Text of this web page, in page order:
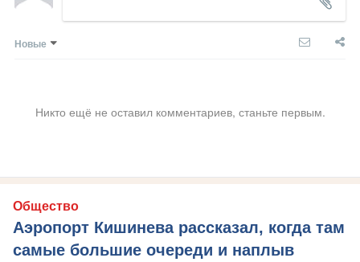
Новые
Никто ещё не оставил комментариев, станьте первым.
Общество
Аэропорт Кишинева рассказал, когда там
самые большие очереди и наплыв